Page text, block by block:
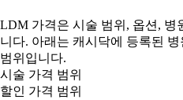
LDM 가격은 시술 범위, 옵션, 병
니다. 아래는 캐시닥에 등록된
범위입니다.
시술 가격 범위
할인 가격 범위